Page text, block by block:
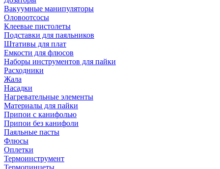
Вакуумные манипуляторы
Оловоотсосы
Клеевые пистолеты
Подставки для паяльников
Штативы для плат
Емкости для флюсов
Наборы инструментов для пайки
Расходники
Жала
Насадки
Нагревательные элементы
Материалы для пайки
Припои с канифолью
Припои без канифоли
Паяльные пасты
Флюсы
Оплетки
Термоинструмент
Термопинцеты